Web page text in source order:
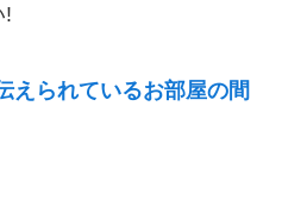
!
えられているお部屋の間